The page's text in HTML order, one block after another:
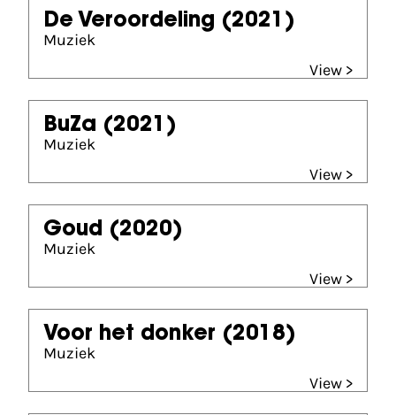
De Veroordeling (2021)
Muziek
View >
BuZa (2021)
Muziek
View >
Goud (2020)
Muziek
View >
Voor het donker (2018)
Muziek
View >